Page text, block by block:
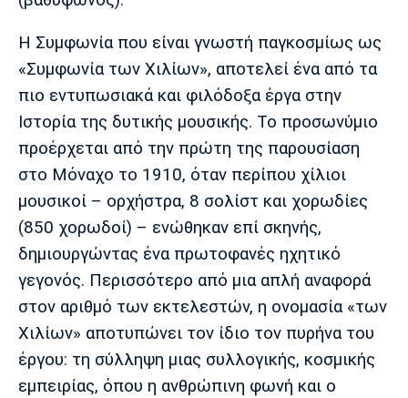
Ντόρτμουντ
Μονακό
Ερυθρός
Αστέρας
Τότεναμ
Πόρτο Μπενφίκα
Η Συμφωνία που είναι γνωστή παγκοσμίως ως
«Συμφωνία των Χιλίων», αποτελεί ένα από τα
πιο εντυπωσιακά και φιλόδοξα έργα στην
Ιστορία της δυτικής μουσικής. Το προσωνύμιο
προέρχεται από την πρώτη της παρουσίαση
στο Μόναχο το 1910, όταν περίπου χίλιοι
μουσικοί – ορχήστρα, 8 σολίστ και χορωδίες
(850 χορωδοί) – ενώθηκαν επί σκηνής,
δημιουργώντας ένα πρωτοφανές ηχητικό
γεγονός. Περισσότερο από μια απλή αναφορά
στον αριθμό των εκτελεστών, η ονομασία «των
Χιλίων» αποτυπώνει τον ίδιο τον πυρήνα του
έργου: τη σύλληψη μιας συλλογικής, κοσμικής
εμπειρίας, όπου η ανθρώπινη φωνή και ο